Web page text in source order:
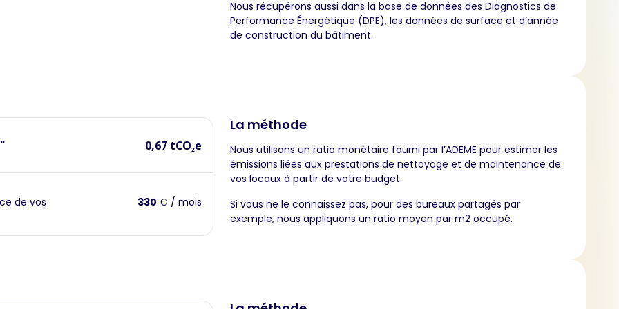
Nous récupérons aussi dans la base de données des Diagnostics de
Performance Énergétique (DPE), les données de surface et d’année
de construction du bâtiment.
0,67 tCO₂e
de vos 330 € / mois
La méthode
Nous utilisons un ratio monétaire fourni par l’ADEME pour estimer les
émissions liées aux prestations de nettoyage et de maintenance de
vos locaux à partir de votre budget.
Si vous ne le connaissez pas, pour des bureaux partagés par
exemple, nous appliquons un ratio moyen par m2 occupé.